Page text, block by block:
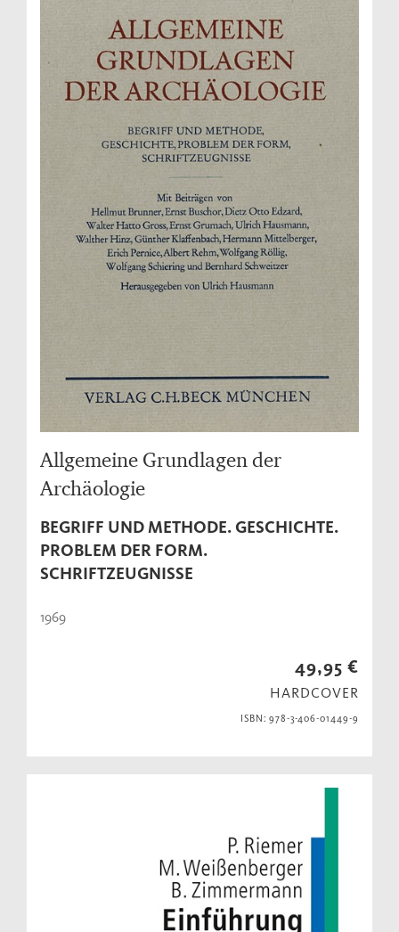
Allgemeine Grundlagen der
Archäologie
BEGRIFF UND METHODE. GESCHICHTE.
PROBLEM DER FORM.
SCHRIFTZEUGNISSE
1969
49,95 €
HARDCOVER
ISBN: 978-3-406-01449-9